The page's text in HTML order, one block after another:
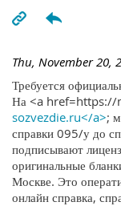
Thu, November 20,
Требуется
На <a href=https://
sozvezdie.ru</a>;
справки 095/у до
подписывают
оригинальные
Москве. Это
онлайн справка,